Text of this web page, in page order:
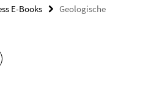
E-Books
Geologische